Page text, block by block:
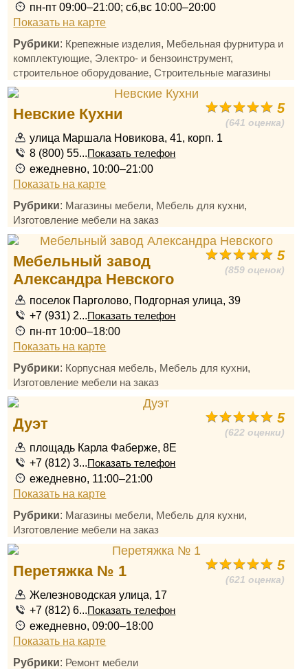
пн-пт 09:00–21:00; сб,вс 10:00–20:00
Показать на карте
Рубрики: Крепежные изделия, Мебельная фурнитура и
комплектующие, Электро- и бензоинструмент,
строительное оборудование,Строительные магазины
5
(641 оценка)
Невские Кухни
улица Маршала Новикова, 41, корп. 1
8 (800) 55...Показать телефон
ежедневно, 10:00–21:00
Показать на карте
Рубрики: Магазины мебели, Мебель для кухни,
Изготовление мебели на заказ
5
(859 оценок)
Мебельный завод
Александра Невского
поселок Парголово, Подгорная улица, 39
+7 (931) 2...Показать телефон
пн-пт 10:00–18:00
Показать на карте
Рубрики: Корпусная мебель, Мебель для кухни,
Изготовление мебели на заказ
5
(622 оценки)
Дуэт
площадь Карла Фаберже, 8Е
+7 (812) 3...Показать телефон
ежедневно, 11:00–21:00
Показать на карте
Рубрики: Магазины мебели, Мебель для кухни,
Изготовление мебели на заказ
5
(621 оценка)
Перетяжка № 1
Железноводская улица, 17
+7 (812) 6...Показать телефон
ежедневно, 09:00–18:00
Показать на карте
Рубрики: Ремонт мебели